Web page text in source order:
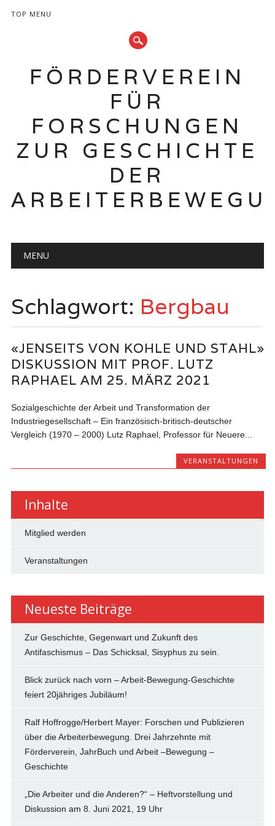
TOP MENU
FÖRDERVEREIN
FÜR
FORSCHUNGEN
ZUR GESCHICHTE
DER
Hauptmenü
MENU
Schlagwort: Bergbau
«JENSEITS VON KOHLE UND STAHL»
DISKUSSION MIT PROF. LUTZ
RAPHAEL AM 25. MÄRZ 2021
Sozialgeschichte der Arbeit und Transformation der
Industriegesellschaft – Ein französisch-britisch-deutscher
Vergleich (1970 – 2000) Lutz Raphael, Professor für Neuere...
VERANSTALTUNGEN
Inhalte
Mitglied werden
Veranstaltungen
Neueste Beiträge
Zur Geschichte, Gegenwart und Zukunft des
Antifaschismus – Das Schicksal, Sisyphus zu sein.
Blick zurück nach vorn – Arbeit-Bewegung-Geschichte
feiert 20jähriges Jubiläum!
Ralf Hoffrogge/Herbert Mayer: Forschen und Publizieren
über die Arbeiterbewegung. Drei Jahrzehnte mit
Förderverein, JahrBuch und Arbeit –Bewegung –
Geschichte
„Die Arbeiter und die Anderen?“ – Heftvorstellung und
Diskussion am 8. Juni 2021, 19 Uhr